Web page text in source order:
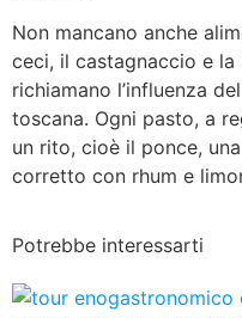
Non mancano anche
ceci, il castagnaccio e
richiamano l’influenza
toscana. Ogni pasto, a
un rito, cioè il ponce,
corretto con rhum e
Potrebbe interessarti